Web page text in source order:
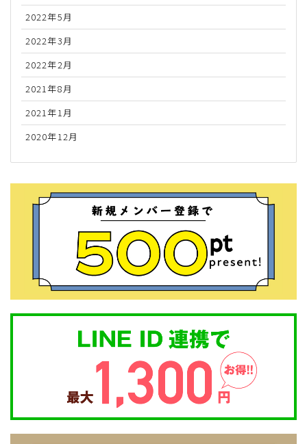
2022年5月
2022年3月
2022年2月
2021年8月
2021年1月
2020年12月